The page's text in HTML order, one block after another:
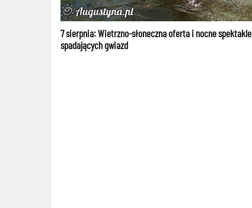
7 sierpnia: Wietrzno-słoneczna oferta i nocne spektakle
spadających gwiazd